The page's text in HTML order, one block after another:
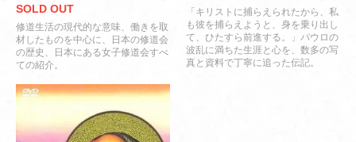
SOLD OUT
修道生活の現代的な意味、働きを取
材したものを中心に、日本の修道会
の歴史、日本にある女子修道会すべ
ての紹介。
「キリストに捕らえられたから、私
も彼を捕らえようと、身を乗り出し
て、ひたすら前進する。」パウロの
波乱に満ちた生涯と心を、数多の写
真と資料で丁寧に追った伝記。